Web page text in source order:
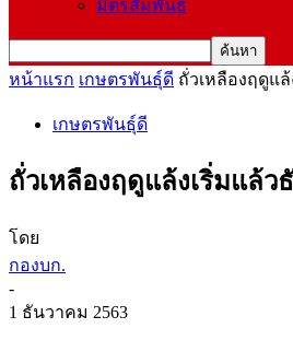
มิตรสัมพันธ์
หน้าแรก เกษตรพันธุ์ดี ถั่วเหลืองฤดูแ
เกษตรพันธุ์ดี
ถั่วเหลืองฤดูแล้งเริ่มแล้ว
โดย
กองบก.
-
1 ธันวาคม 2563